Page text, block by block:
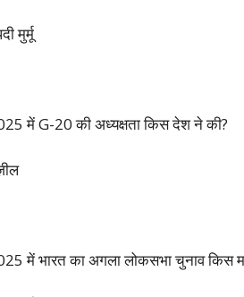
मुर्मू
में G-20 की अध्यक्षता किस देश ने की?
में भारत का अगला लोकसभा चुनाव किस